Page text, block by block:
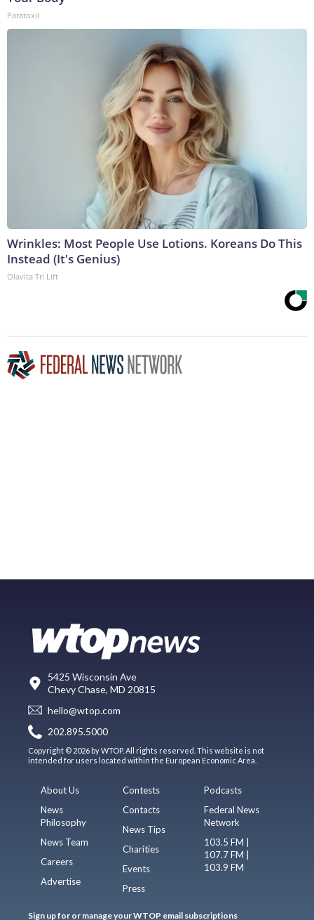
Paratoxil
Wrinkles: Most People Use Lotions. Koreans Do This
Instead (It's Genius)
Olavita Tri Lift
5425 Wisconsin Ave
Chevy Chase, MD 20815
hello@wtop.com
202.895.5000
Copyright © 2026 by WTOP. All rights reserved. This website is not
intended for users located within the European Economic Area.
About Us
News
Philosophy
News Team
Careers
Advertise
Contests
Contacts
News Tips
Charities
Events
Press
Podcasts
Federal News
Network
103.5 FM |
107.7 FM |
103.9 FM
Sign up for or manage your WTOP email subscriptions